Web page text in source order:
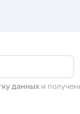
данных и